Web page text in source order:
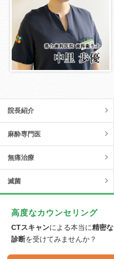
院長紹介
麻酔専門医
無痛治療
滅菌
高度なカウンセリング
CTスキャンによる本当に精密な
診断を受けてみませんか？